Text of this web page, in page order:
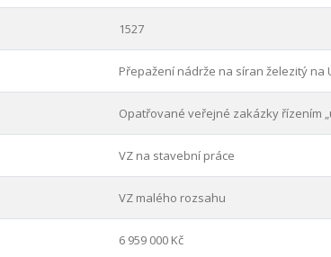
1527
Přepažení nádrže na síran železitý na
Opatřované veřejné zakázky řízením
VZ na stavební práce
VZ malého rozsahu
6 959 000 Kč